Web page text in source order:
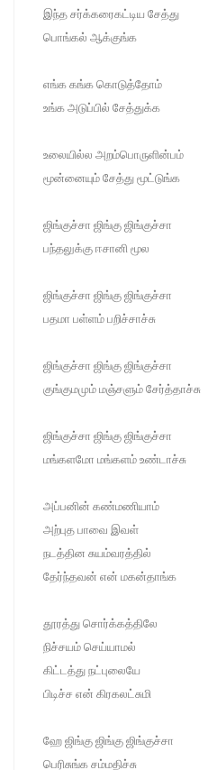
இந்த சர்க்கரைகட்டிய சேத்து
பொங்கல் ஆக்குங்க
எங்க கங்க கொடுத்தோம்
உங்க அடுப்பில் சேத்துக்க
உலையில்ல அறம்பொருளின்பம்
மூன்னையும் சேத்து மூட்டுங்க
ஜிங்குச்சா ஜிங்கு ஜிங்குச்சா
பந்தலுக்கு ஈசானி மூல
ஜிங்குச்சா ஜிங்கு ஜிங்குச்சா
பதமா பள்ளம் பறிச்சாச்சு
ஜிங்குச்சா ஜிங்கு ஜிங்குச்சா
குங்குமமும் மஞ்சளும் சேர்த்தாச்சு
ஜிங்குச்சா ஜிங்கு ஜிங்குச்சா
மங்களமோ மங்களம் உண்டாச்சு
அப்பனின் கண்மணியாம்
அற்புத பாவை இவள்
நடத்தின சுயம்வரத்தில்
தேர்ந்தவன் என் மகன்தாங்க
தூரத்து சொர்க்கத்திலே
நிச்சயம் செய்யாமல்
கிட்டத்து நட்புலையே
பிடிச்ச என் கிரகலட்சுமி
ஹே ஜிங்கு ஜிங்கு ஜிங்குச்சா
பெரிசுங்க சம்மதிச்சு